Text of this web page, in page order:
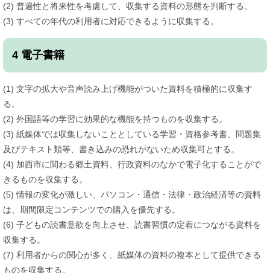
(2) 普遍性と将来性を考慮して、収集する資料の形態を判断する。
(3) すべての年代の利用者に対応できるように収集する。
4 電子書籍
(1) 文字の拡大や音声読み上げ機能がついた資料を積極的に収集す
る。
(2) 外国語等の学習に効果的な機能を持つものを収集する。
(3) 紙媒体では収集しないこととしている学習・資格参考書、問題集
及びテキスト類等、書き込みの恐れがないため収集可とする。
​(4) 加西市に関わる郷土資料、行政資料のなかで電子化することがで
きるものを収集する。
(5) 情報の変化が激しい、パソコン・通信・法律・政治経済等の資料
は、期間限定コンテンツでの購入を優先する。
(6) 子どもの読書意欲を向上させ、読書習慣の定着につながる資料を
収集する。
(7) 利用者からの関心が多く、紙媒体の資料の複本として提供できる
ものを収集する。